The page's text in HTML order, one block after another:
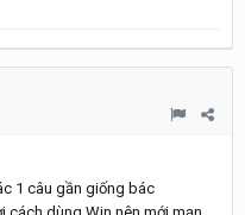
1 câu gần giống bác